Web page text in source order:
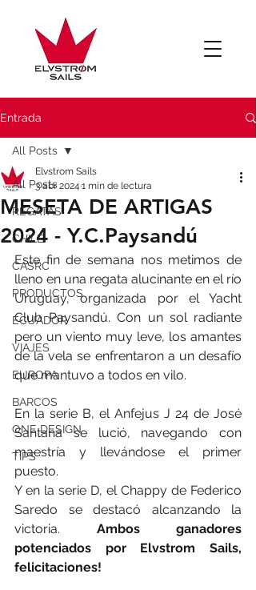
Entrada
All Posts
REGATAS
CHILE
CASRC
PRODUCTOS
ECUADOR
VIAJES
EUROPA
BARCOS
ONE DESIGN
TIPS
All Posts
MESETA DE ARTIGAS
2024 - Y.C.Paysandú
Elvstrom Sails
3 abr 2024 1 min de lectura
Este fin de semana nos metimos de
lleno en una regata alucinante en el río
Uruguay, organizada por el Yacht
Club Paysandú. Con un sol radiante
pero un viento muy leve, los amantes
de la vela se enfrentaron a un desafío
que mantuvo a todos en vilo.
En la serie B, el Anfejus J 24 de José
Santana se lució, navegando con
maestría y llevándose el primer
puesto.
Y en la serie D, el Chappy de Federico
Saredo se destacó alcanzando la
victoria. Ambos ganadores
potenciados por Elvstrom Sails,
felicitaciones!